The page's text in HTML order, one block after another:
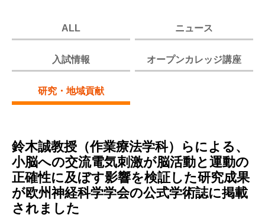
ALL ニュース
入試情報 オープンカレッジ講座
研究・地域貢献
鈴木誠教授（作業療法学科）らによる、
小脳への交流電気刺激が脳活動と運動の
正確性に及ぼす影響を検証した研究成果
が欧州神経科学学会の公式学術誌に掲載
されました